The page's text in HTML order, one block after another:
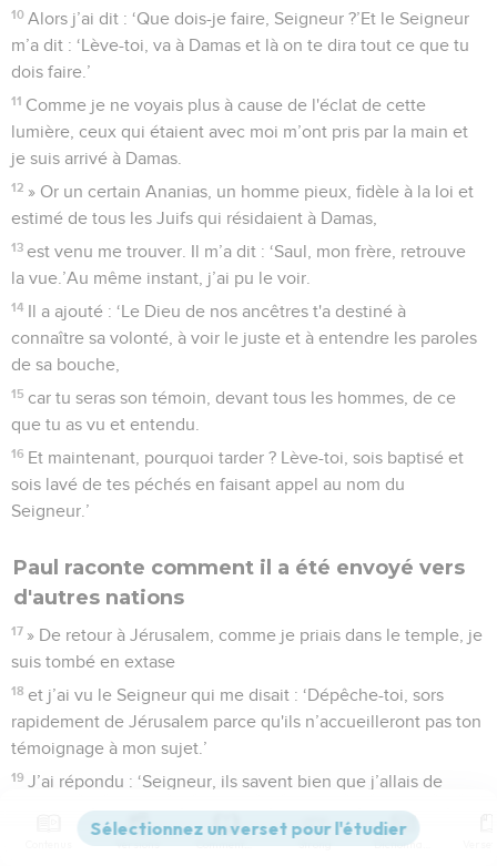
10 Alors j’ai dit : ‘Que dois-je faire, Seigneur ?’Et le Seigneur
m’a dit : ‘Lève-toi, va à Damas et là on te dira tout ce que tu
dois faire.’
11 Comme je ne voyais plus à cause de l'éclat de cette
lumière, ceux qui étaient avec moi m’ont pris par la main et
je suis arrivé à Damas.
12 » Or un certain Ananias, un homme pieux, fidèle à la loi et
estimé de tous les Juifs qui résidaient à Damas,
13 est venu me trouver. Il m’a dit : ‘Saul, mon frère, retrouve
la vue.’Au même instant, j’ai pu le voir.
14 Il a ajouté : ‘Le Dieu de nos ancêtres t'a destiné à
connaître sa volonté, à voir le juste et à entendre les paroles
de sa bouche,
15 car tu seras son témoin, devant tous les hommes, de ce
que tu as vu et entendu.
16 Et maintenant, pourquoi tarder ? Lève-toi, sois baptisé et
sois lavé de tes péchés en faisant appel au nom du
Seigneur.’
Paul raconte comment il a été envoyé vers
d'autres nations
17 » De retour à Jérusalem, comme je priais dans le temple, je
suis tombé en extase
18 et j’ai vu le Seigneur qui me disait : ‘Dépêche-toi, sors
rapidement de Jérusalem parce qu'ils n’accueilleront pas ton
témoignage à mon sujet.’
19 J’ai répondu : ‘Seigneur, ils savent bien que j’allais de
synagogue en synagogue pour faire mettre en prison et
fouetter ceux qui croyaient en toi.
Versions Commentaires Strong